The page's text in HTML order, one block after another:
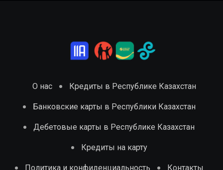
О нас Кредиты в Республике Казахстан
Банковские карты в Республики Казахстан
Дебетовые карты в Республике Казахстан
Кредиты на карту
Политика и конфиденциальность Контакты